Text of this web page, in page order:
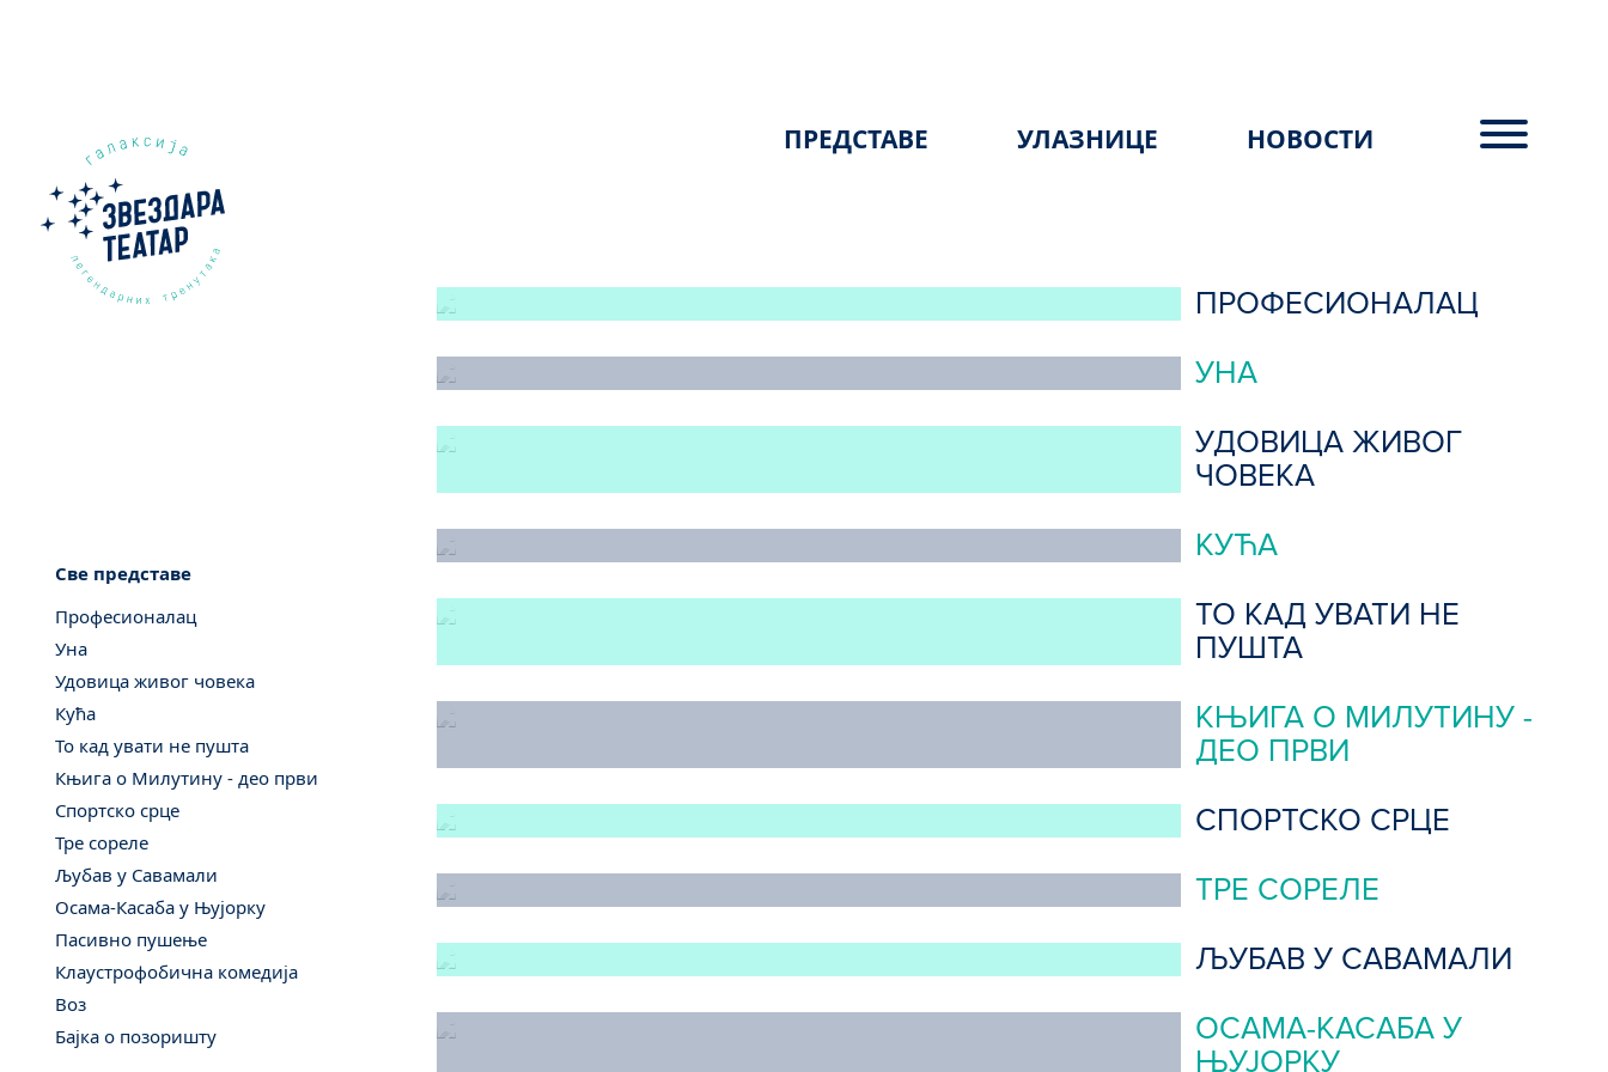
ПРЕДСТАВЕ УЛАЗНИЦЕ НОВОСТИ
Све представе
Професионалац
Уна
Удовица живог човека
Кућа
То кад увати не пушта
Књига о Милутину - део први
Спортско срце
Тре сореле
Љубав у Савамали
Осама-Касаба у Њујорку
Пасивно пушење
Клаустрофобична комедија
Воз
Бајка о позоришту
ПРОФЕСИОНАЛАЦ
УНА
УДОВИЦА ЖИВОГ
ЧОВЕКА
КУЋА
ТО КАД УВАТИ НЕ
ПУШТА
КЊИГА О МИЛУТИНУ -
ДЕО ПРВИ
СПОРТСКО СРЦЕ
ТРЕ СОРЕЛЕ
ЉУБАВ У САВАМАЛИ
ОСАМА-КАСАБА У
ЊУЈОРКУ